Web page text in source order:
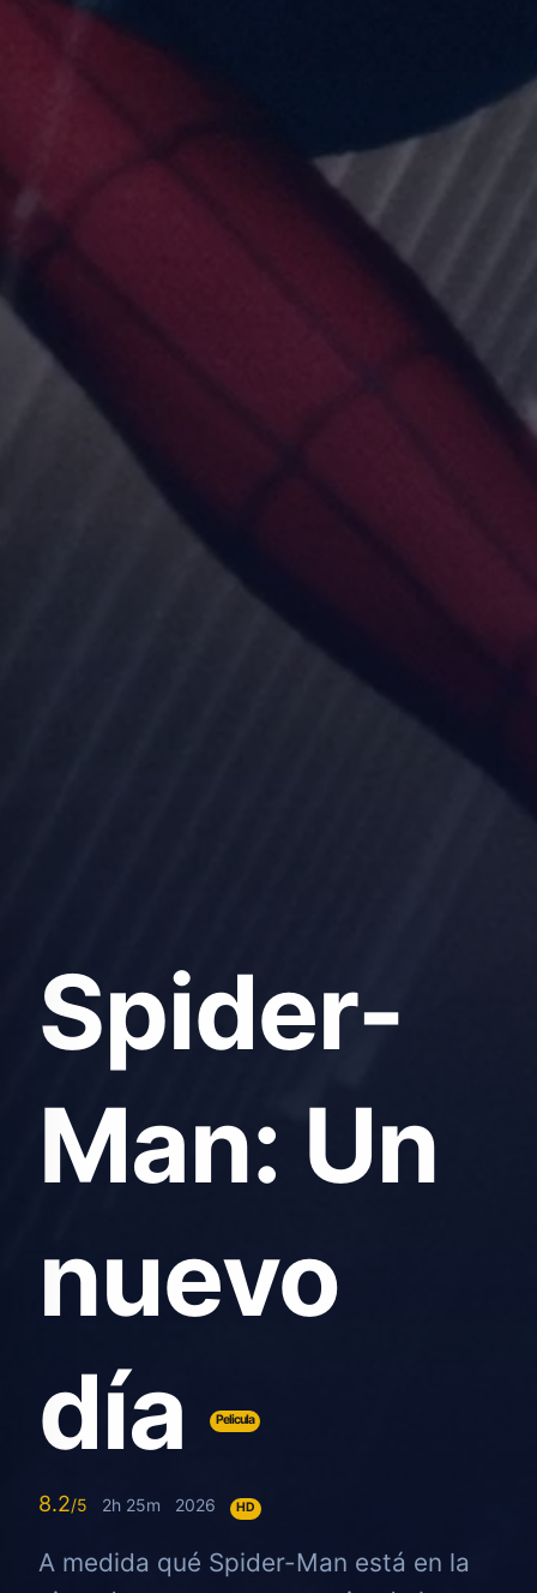
Spider-
Man: Un
nuevo
día
Pelicula
8.2 2h 25m 2026 HD
A medida qué Spider-Man está en la